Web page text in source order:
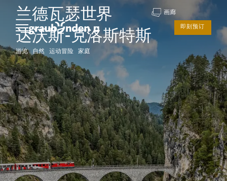
即刻预订
兰德瓦瑟世界
达沃斯-克洛斯特斯
游览 自然 运动冒险 家庭
画廊